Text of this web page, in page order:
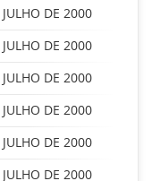
DE 2000
DE 2000
DE 2000
DE 2000
DE 2000
DE 2000